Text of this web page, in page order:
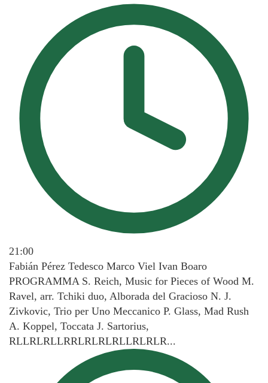
21:00
Fabián Pérez Tedesco Marco Viel Ivan Boaro
PROGRAMMA S. Reich, Music for Pieces of Wood M.
Ravel, arr. Tchiki duo, Alborada del Gracioso N. J.
Zivkovic, Trio per Uno Meccanico P. Glass, Mad Rush
A. Koppel, Toccata J. Sartorius,
RLLRLRLLRRLRLRLRLLRLRLR...